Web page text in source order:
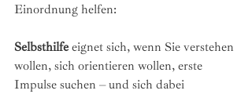
Einordnung helfen:
Selbsthilfe eignet sich, wenn Sie verstehen
wollen, sich orientieren wollen, erste
Impulse suchen – und sich dabei